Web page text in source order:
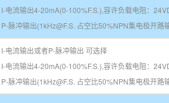
I-电流输出4-20mA(0-100%F.S.),容许负载电阻：
P-脉冲输出(1kHz@F.S. 占空比50%NPN集电极开路
I-电流输出或者P-脉冲输出 可选择
I-电流输出4-20mA(0-100%F.S.),容许负载电阻：
P-脉冲输出(1kHz@F.S. 占空比50%NPN集电极开